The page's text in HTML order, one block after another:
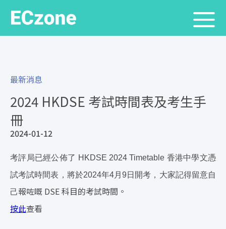
最新消息
2024 HKDSE 考試時間表及考生手
冊
2024-01-12
考評局已經公佈了 HKDSE 2024 Timetable 香港中學文憑
試考試時間表，將於2024年4月9日開考， 大家記得留意自
己報咗嘅 DSE 科目的考試時間。
按此查看